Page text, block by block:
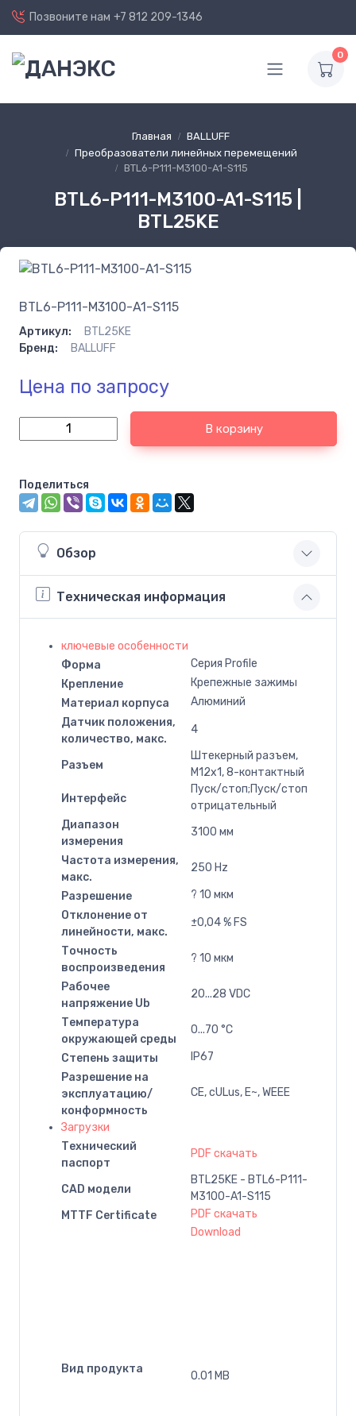
Позвоните нам +7 812 209-1346
0
Главная
BALLUFF
Преобразователи линейных перемещений
BTL6-P111-M3100-A1-S115
BTL6-P111-M3100-A1-S115 |
BTL25KE
BTL6-P111-M3100-A1-S115
Артикул:
BTL25KE
Бренд:
BALLUFF
Цена по запросу
В корзину
Поделиться
Обзор
Техническая информация
ключевые особенности
Форма
Серия Profile
Крепление
Крепежные зажимы
Материал корпуса
Алюминий
Датчик положения,
количество, макс.
4
Разъем
Штекерный разъем,
M12x1, 8-контактный
Интерфейс
Пуск/стоп;Пуск/стоп
отрицательный
Диапазон
измерения
3100 мм
Частота измерения,
макс.
250 Hz
Разрешение
? 10 мкм
Отклонение от
линейности, макс.
±0,04 % FS
Точность
воспроизведения
? 10 мкм
Рабочее
напряжение Ub
20...28 VDC
Температура
окружающей среды
0...70 °C
Степень защиты
IP67
Разрешение на
эксплуатацию/
конформность
CE, cULus, E~, WEEE
Загрузки
Технический
паспорт
PDF скачать
CAD модели
BTL25KE - BTL6-P111-
M3100-A1-S115
MTTF Certificate
PDF скачать
Вид продукта
Download
0.01 MB